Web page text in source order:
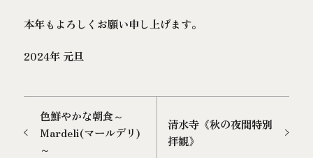
本年もよろしくお願い申し上げます。
2024年 元旦
色鮮やかな朝食～
Mardeli(マールデリ)
～
清水寺《秋の夜間特別
拝観》